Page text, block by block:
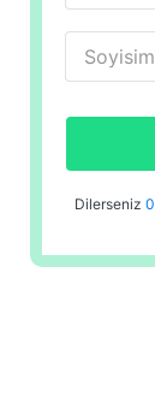
Soyisim
Dilerseniz